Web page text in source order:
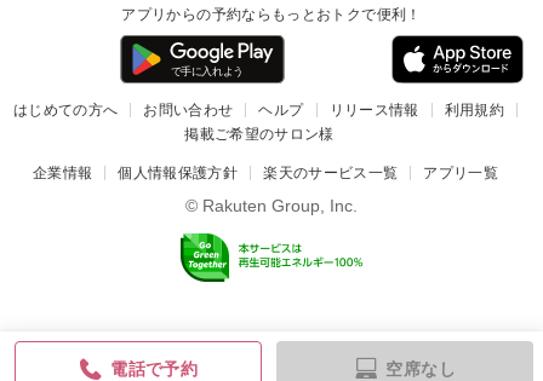
電話で予約 空席なし
アプリからの予約ならもっとおトクで便利！
はじめての方へ お問い合わせ ヘルプ リリース情報
利用規約
掲載ご希望のサロン様
企業情報 個人情報保護方針 楽天のサービス一覧 アプリ一覧
© Rakuten Group, Inc.